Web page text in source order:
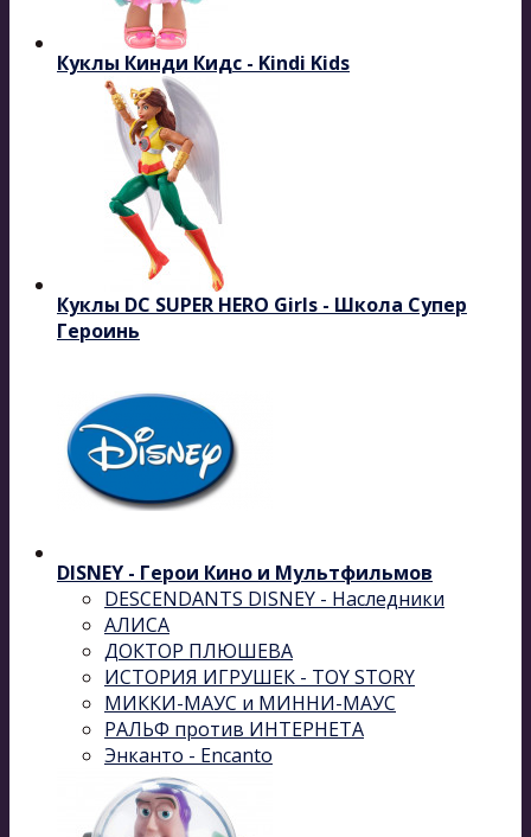
Куклы Кинди Кидс - Kindi Kids
Куклы DC SUPER HERO Girls - Школа Супер
Героинь
DISNEY - Герои Кино и Мультфильмов
DESCENDANTS DISNEY - Наследники
АЛИСА
ДОКТОР ПЛЮШЕВА
ИСТОРИЯ ИГРУШЕК - TOY STORY
МИККИ-МАУС и МИННИ-МАУС
РАЛЬФ против ИНТЕРНЕТА
Энканто - Encanto